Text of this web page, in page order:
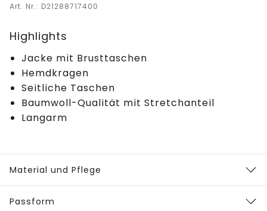
Art. Nr.: D21288717400
Highlights
Jacke mit Brusttaschen
Hemdkragen
Seitliche Taschen
Baumwoll-Qualität mit Stretchanteil
Langarm
Material und Pflege
Passform